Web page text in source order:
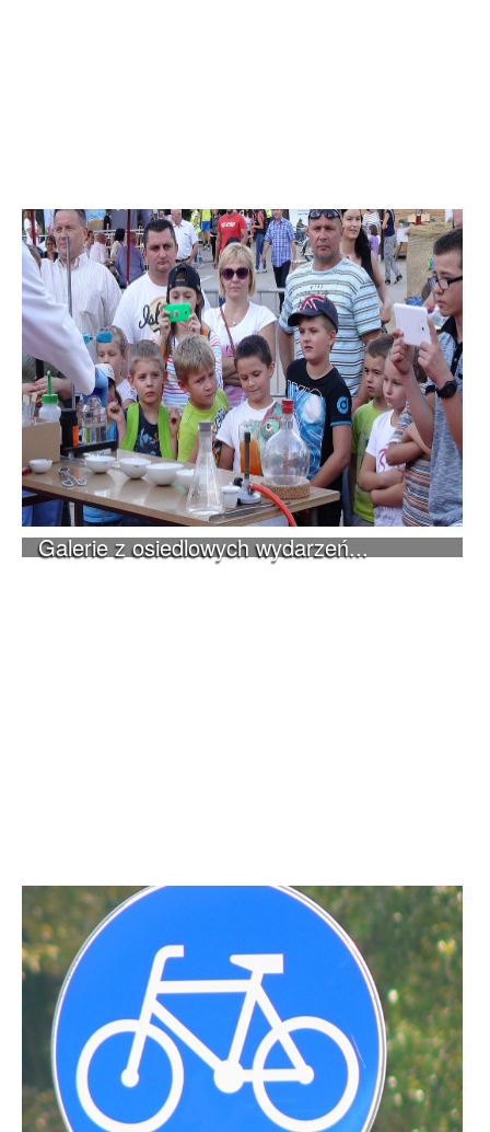
Galerie z osiedlowych wydarzeń...